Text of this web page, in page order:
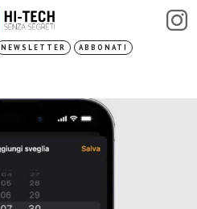
NEWSLETTER ABBONATI